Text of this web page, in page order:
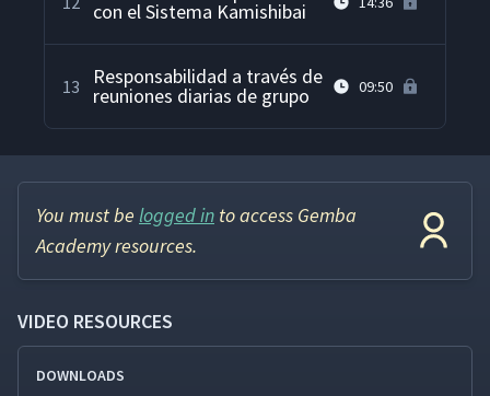
con el Sistema Kamishibai
13 Responsabilidad a través de
reuniones diarias de grupo 09:50
You must be logged in to access Gemba
Academy resources.
VIDEO RESOURCES
DOWNLOADS